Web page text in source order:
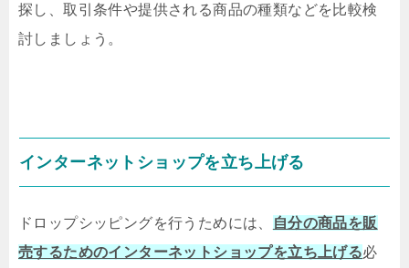
探し、取引条件や提供される商品の種類などを比較検
討しましょう。
インターネットショップを立ち上げる
ドロップシッピングを行うためには、
自分の商品を販
売するためのインターネットショップを立ち上げる必